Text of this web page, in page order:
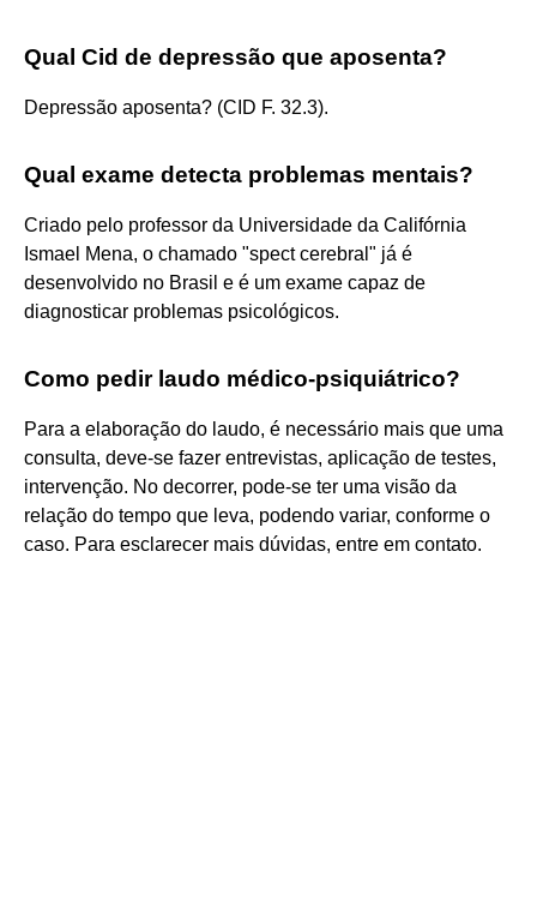
Qual Cid de depressão que aposenta?
Depressão aposenta? (CID F. 32.3).
Qual exame detecta problemas mentais?
Criado pelo professor da Universidade da Califórnia
Ismael Mena, o chamado "spect cerebral" já é
desenvolvido no Brasil e é um exame capaz de
diagnosticar problemas psicológicos.
Como pedir laudo médico-psiquiátrico?
Para a elaboração do laudo, é necessário mais que uma
consulta, deve-se fazer entrevistas, aplicação de testes,
intervenção. No decorrer, pode-se ter uma visão da
relação do tempo que leva, podendo variar, conforme o
caso. Para esclarecer mais dúvidas, entre em contato.